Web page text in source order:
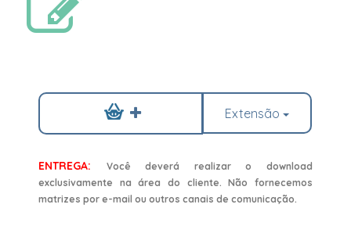
Extensão
ENTREGA:
Você deverá realizar o download
exclusivamente na área do cliente. Não fornecemos
matrizes por e-mail ou outros canais de comunicação.